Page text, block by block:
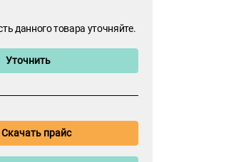
данного товара уточняйте.
Уточнить
Скачать прайс